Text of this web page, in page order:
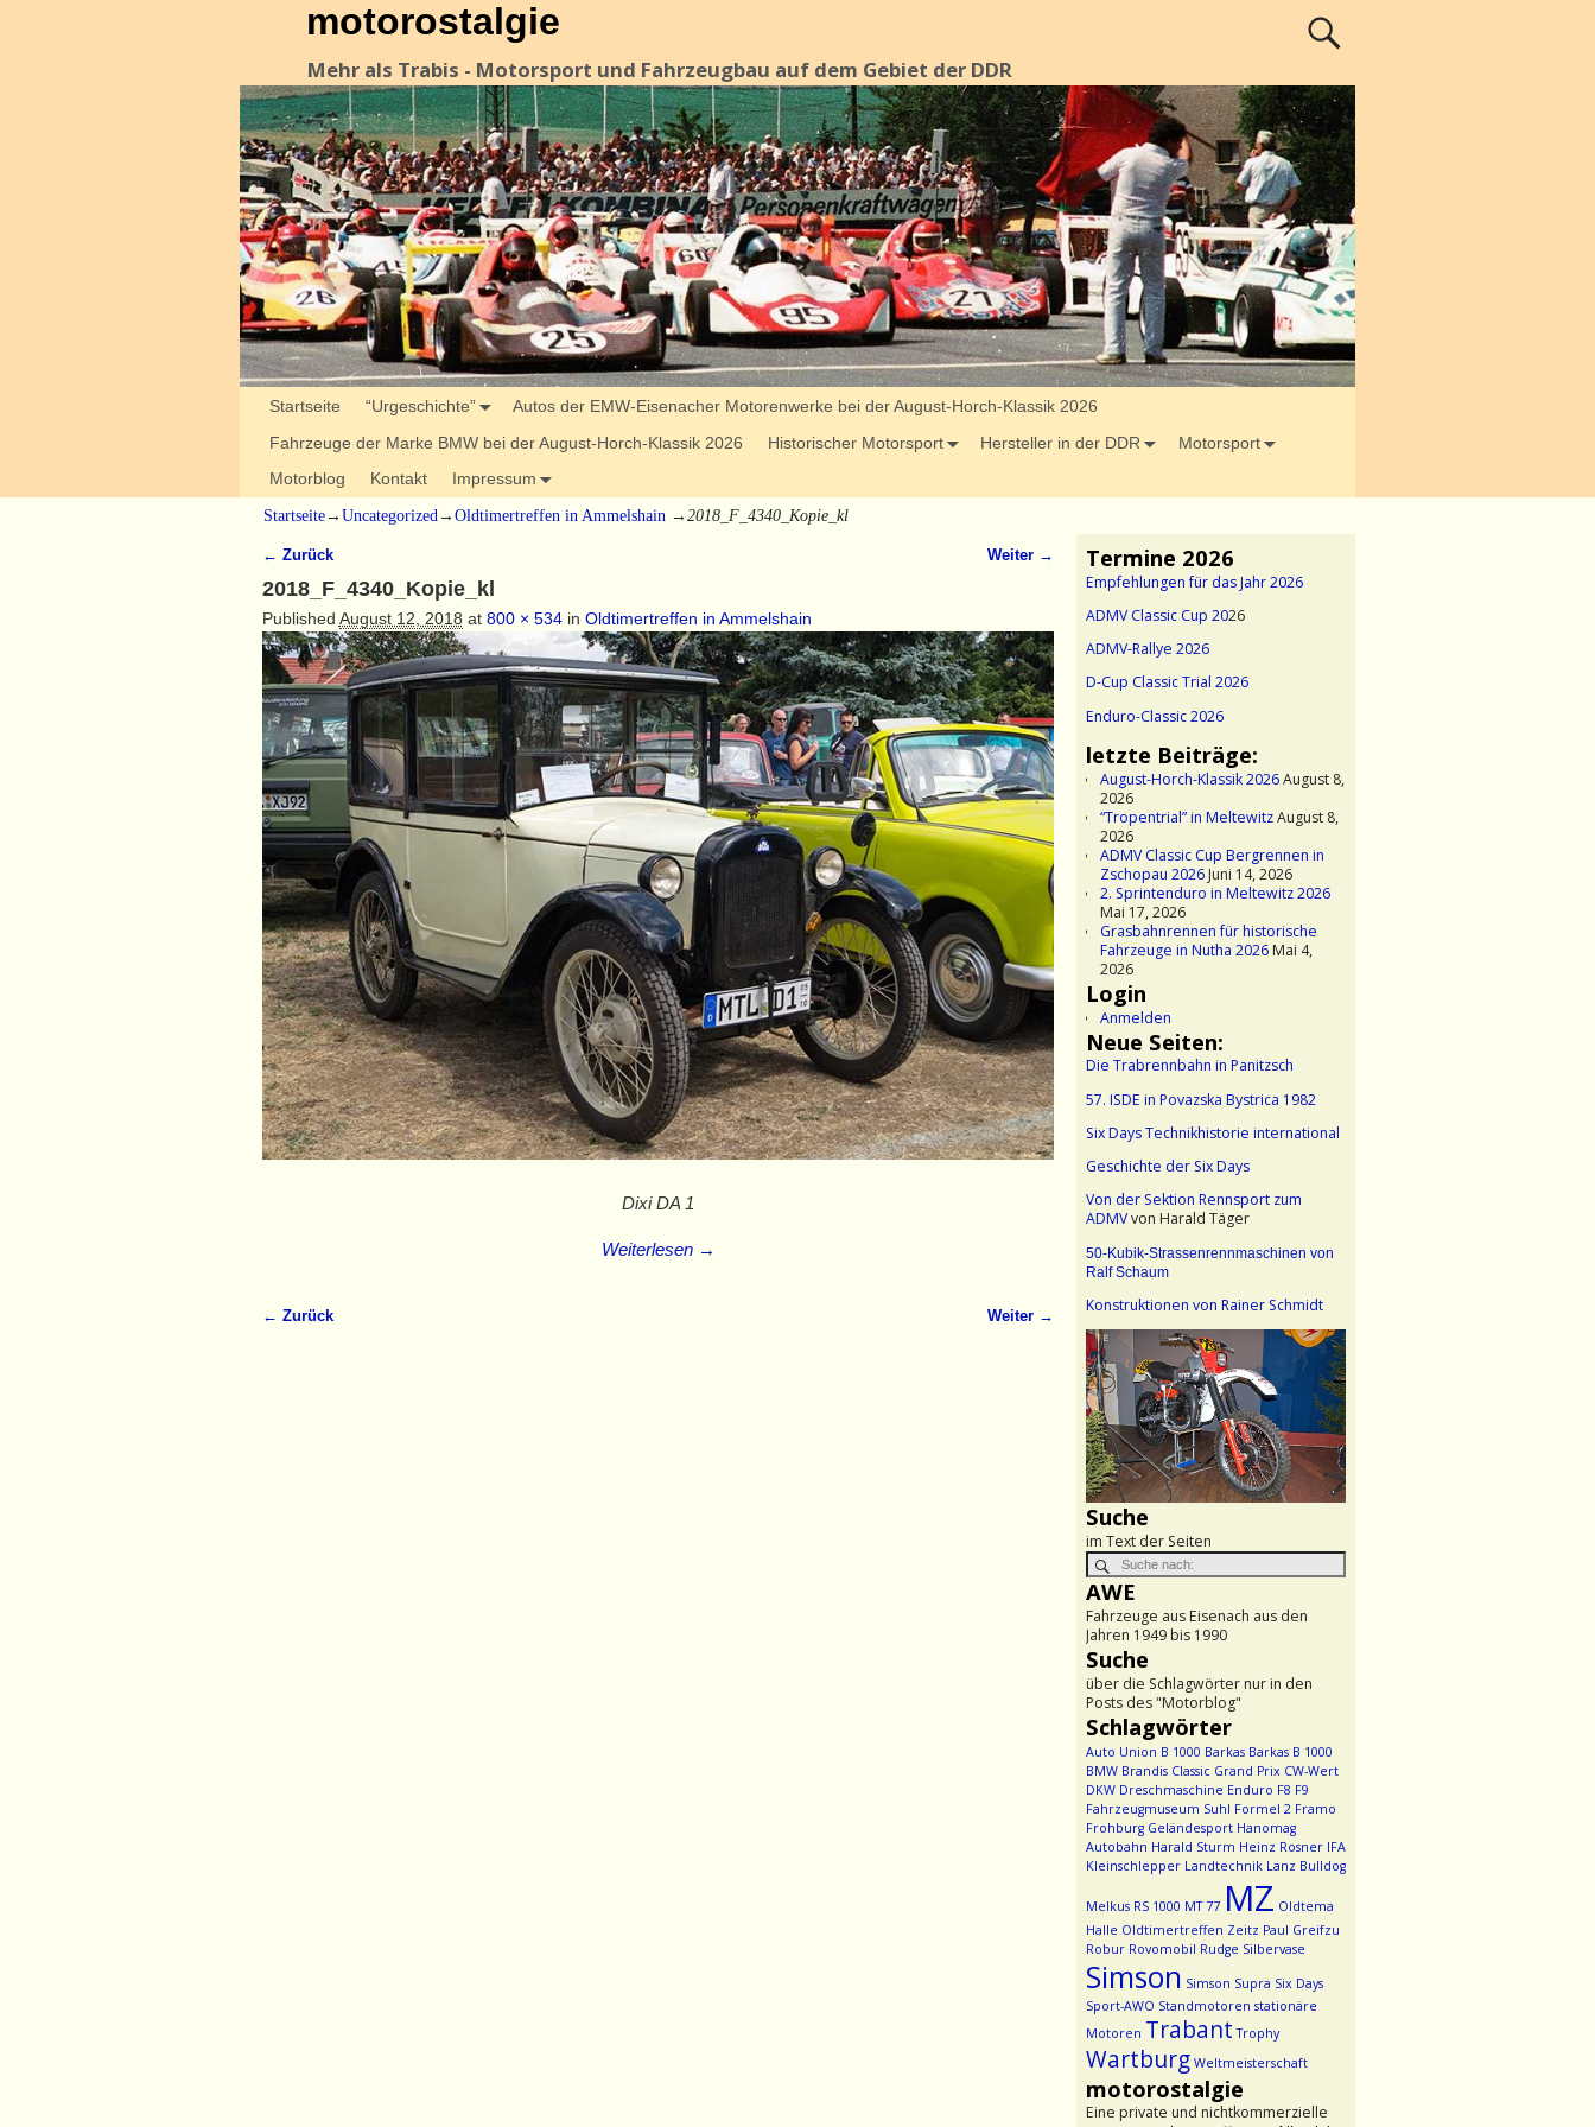
motorostalgie
Mehr als Trabis - Motorsport und Fahrzeugbau auf dem Gebiet der DDR
Startseite “Urgeschichte”
Autos der EMW-Eisenacher Motorenwerke bei der August-Horch-Klassik 2026
Fahrzeuge der Marke BMW bei der August-Horch-Klassik 2026
Historischer Motorsport Hersteller in der DDR
Motorsport
Motorblog
Kontakt Impressum
Startseite→ Uncategorized → Oldtimertreffen in Ammelshain → 2018_F_4340_Kopie_kl
Bilder-Navigation
← Zurück Weiter →
2018_F_4340_Kopie_kl
Published August 12, 2018 at 800 × 534in Oldtimertreffen in Ammelshain
Dixi DA 1
Weiterlesen →
← Zurück Weiter →
Termine 2026
Empfehlungen für das Jahr 2026
ADMV Classic Cup 2026
ADMV-Rallye 2026
D-Cup Classic Trial 2026
Enduro-Classic 2026
letzte Beiträge:
August-Horch-Klassik 2026August 8,
2026
“Tropentrial” in MeltewitzAugust 8,
2026
ADMV Classic Cup Bergrennen in
Zschopau 2026Juni 14, 2026
2. Sprintenduro in Meltewitz 2026
Mai 17, 2026
Grasbahnrennen für historische
Fahrzeuge in Nutha 2026Mai 4,
2026
Login
Anmelden
Neue Seiten:
Die Trabrennbahn in Panitzsch
57. ISDE in Povazska Bystrica 1982
Six Days Technikhistorie international
Geschichte der Six Days
Von der Sektion Rennsport zum
ADMVvon Harald Täger
50-Kubik-Strassenrennmaschinen von
Ralf Schaum
Konstruktionen von Rainer Schmidt
Suche
im Text der Seiten
AWE
Fahrzeuge aus Eisenach aus den
Jahren 1949 bis 1990
Suche
über die Schlagwörter nur in den
Posts des "Motorblog"
Schlagwörter
Auto Union B 1000 Barkas Barkas B 1000
BMW Brandis Classic Grand Prix CW-Wert
DKW Dreschmaschine Enduro F8 F9
Fahrzeugmuseum Suhl Formel 2 Framo
Frohburg Geländesport Hanomag
Autobahn Harald Sturm Heinz Rosner IFA
Kleinschlepper Landtechnik Lanz Bulldog
Melkus RS 1000 MT 77 MZ Oldtema
Halle Oldtimertreffen Zeitz Paul Greifzu
Robur Rovomobil Rudge Silbervase
Simson Simson Supra Six Days
Sport-AWO Standmotoren stationäre
Motoren Trabant Trophy
Wartburg Weltmeisterschaft
motorostalgie
Eine private und nichtkommerzielle